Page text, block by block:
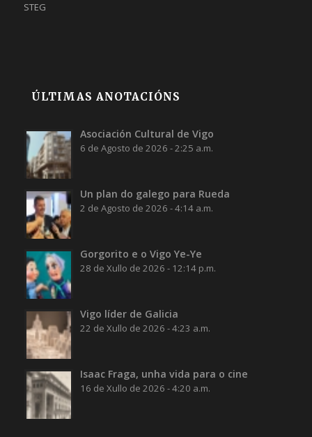
STEG
ÚLTIMAS ANOTACIÓNS
Asociación Cultural de Vigo
6 de Agosto de 2026 - 2:25 a.m.
Un plan do galego para Rueda
2 de Agosto de 2026 - 4:14 a.m.
Gorgorito e o Vigo Ye-Ye
28 de Xullo de 2026 - 12:14 p.m.
Vigo líder de Galicia
22 de Xullo de 2026 - 4:23 a.m.
Isaac Fraga, unha vida para o cine
16 de Xullo de 2026 - 4:20 a.m.